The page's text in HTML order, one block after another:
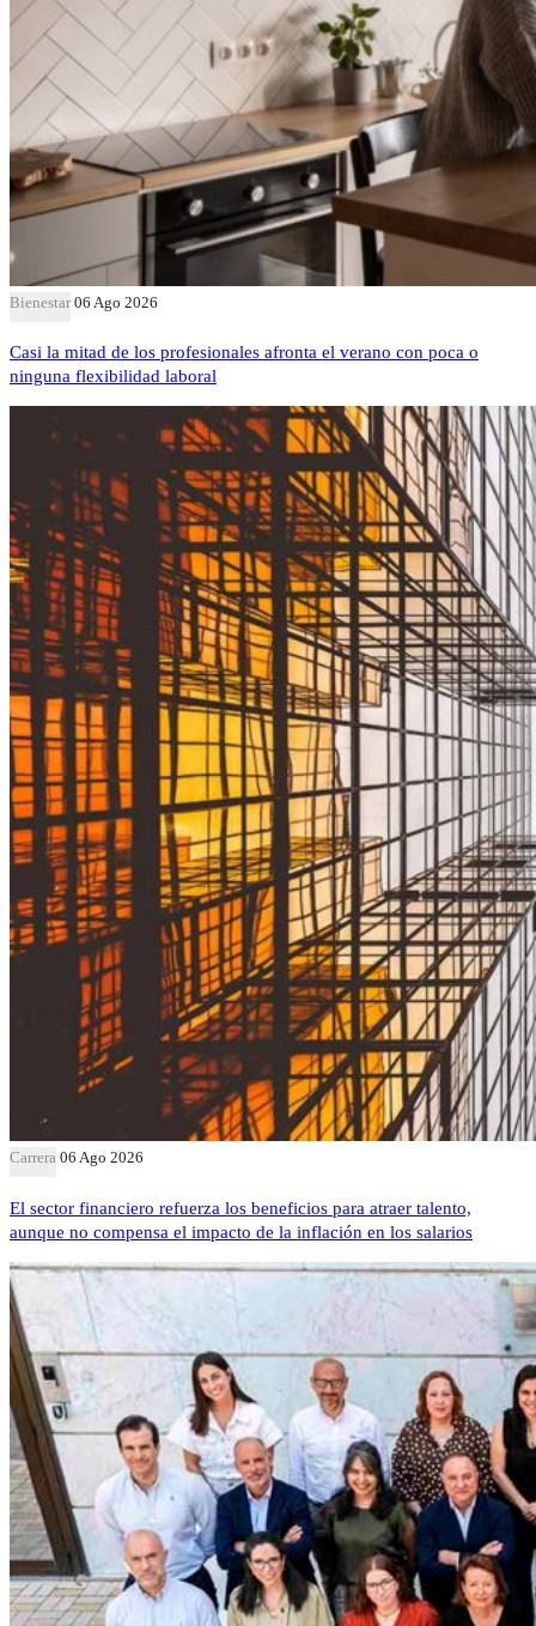
Bienestar 06 Ago 2026
Casi la mitad de los profesionales afronta el verano con poca o
ninguna flexibilidad laboral
Carrera 06 Ago 2026
El sector financiero refuerza los beneficios para atraer talento,
aunque no compensa el impacto de la inflación en los salarios